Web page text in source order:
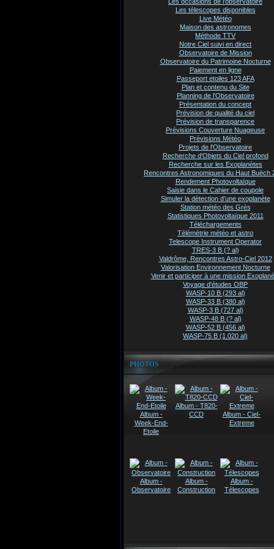
Les télescopes disponibles
Live Météo
Maison des astronomes
Méthode TTV
Notre Ciel suivi en direct
Observatoire de Mission
Observatoire du Patrimoine Nocturne
Paiement en ligne
Passeport etoiles 123 AFA
Plan et contenu du Site
Planning de l'Observatoire
Présentation du concept
Prévision de qualité du ciel
Prévision de transparence
Prévisions Couverture Nuageuse
Prévisions Météo
Projets de l'Observatoire
Recherche d'Objets du Ciel profond
Recherche sur les Exoplanètes
Rencontres Astronomiques du Haut Buëch
Rendement Photovoltaïque
Saisie dans le Cahier de coupole
Simuler la détection d'une exoplanète
Station météo des Grès
Statistiques Photovoltaïque 2011
Téléchargements
Télémétrie météo et astro
Telescope Instrument Operator
TRES-3 B (? al)
Valdrôme, Rencontres Astro-Ciel 2012
Valorisation Environnement Nocturne
Venir et participer à une mission
Voyage d'études OBP
WASP-10 B (293 al)
WASP-33 B (380 al)
WASP-3 B (727 al)
WASP-48 B (? al)
WASP-52 B (456 al)
WASP-75 B (1.020 al)
PHOTOS
Album -
Week-End-
Etoile
Album - T820-
CCD
Album - Ciel-
Extreme
Album -
Observatoire
Album -
Construction
Album -
Télescopes